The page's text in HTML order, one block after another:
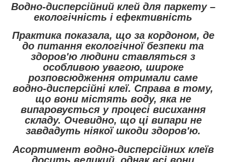
Водно-дисперсійний клей для паркету –
екологічність і ефективність
Практика показала, що за кордоном, де
до питання екологічної безпеки та
здоров'ю людини ставляться з
особливою увагою, широке
розповсюдження отримали саме
водно-дисперсійні клеї. Справа в тому,
що вони містять воду, яка не
випаровується у процесі висихання
складу. Очевидно, що ці випари не
завдадуть ніякої шкоди здоров'ю.
Асортимент водно-дисперсійних клеїв